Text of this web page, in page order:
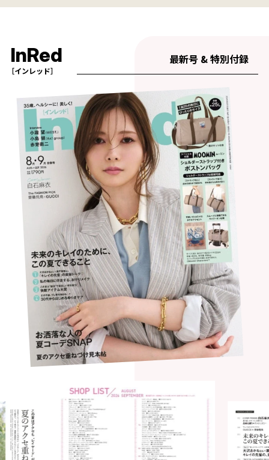
InRed
［インレッド］
最新号 & 特別付録